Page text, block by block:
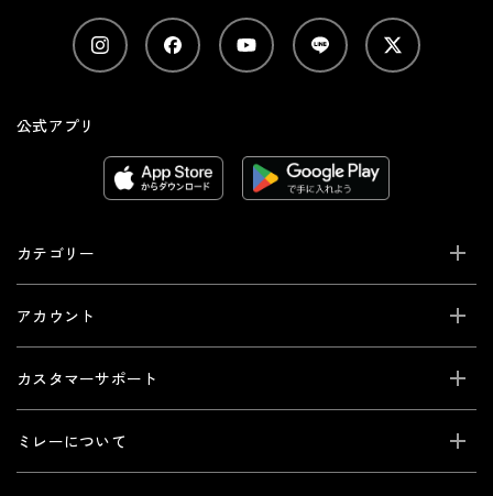
公式アプリ
カテゴリー
アカウント
カスタマーサポート
ミレーについて